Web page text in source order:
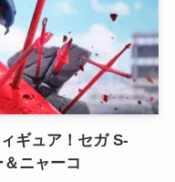
ギュア！セガ S-
ニャーコ